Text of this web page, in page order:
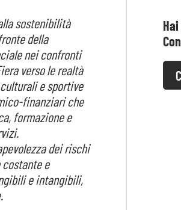
sostenibilità
della
nei confronti
verso le realtà
e sportive
finanziari che
formazione e
dei rischi
costante e
e intangibili,